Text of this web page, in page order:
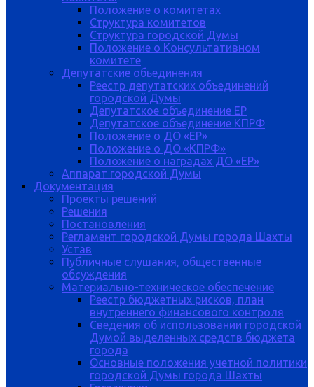
Положение о комитетах
Структура комитетов
Структура городской Думы
Положение о Консультативном
комитете
Депутатские обьединения
Реестр депутатских объединений
городской Думы
Депутатское объединение ЕР
Депутатское объединение КПРФ
Положение о ДО «ЕР»
Положение о ДО «КПРФ»
Положение о наградах ДО «ЕР»
Аппарат городской Думы
Документация
Проекты решений
Решения
Постановления
Регламент городской Думы города Шахты
Устав
Публичные слушания, общественные
обсуждения
Материально-техническое обеспечение
Реестр бюджетных рисков, план
внутреннего финансового контроля
Сведения об использовании городской
Думой выделенных средств бюджета
города
Основные положения учетной политики
городской Думы города Шахты